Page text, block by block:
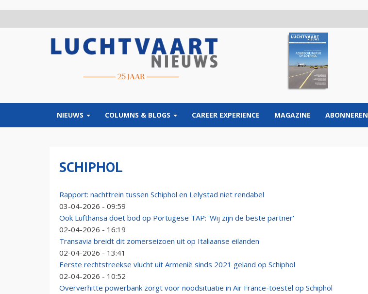
NIEUWS COLUMNS & BLOGS CAREER EXPERIENCE MAGAZINE ABONNEREN
SCHIPHOL
Rapport: nachttrein tussen Schiphol en Lelystad niet rendabel
03-04-2026 - 09:59
Ook Lufthansa doet bod op Portugese TAP: 'Wij zijn de beste partner'
02-04-2026 - 16:19
Transavia breidt dit zomerseizoen uit op Italiaanse eilanden
02-04-2026 - 13:41
Eerste rechtstreekse vlucht uit Armenië sinds 2021 geland op Schiphol
02-04-2026 - 10:52
Oververhitte powerbank zorgt voor noodsituatie in Air France-toestel op Schiphol